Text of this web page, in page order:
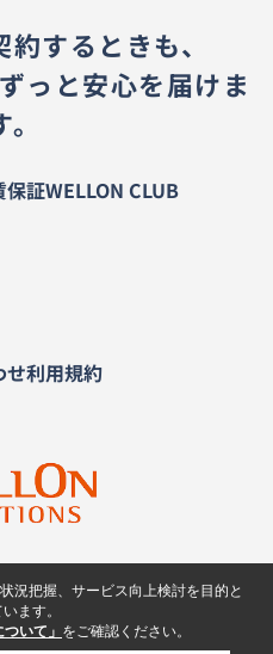
するときも、
っと安心を届けま
保証WELLON CLUB
せ利用規約
況把握、サービス向上検討を目的と
ます。
いて」 をご確認ください。